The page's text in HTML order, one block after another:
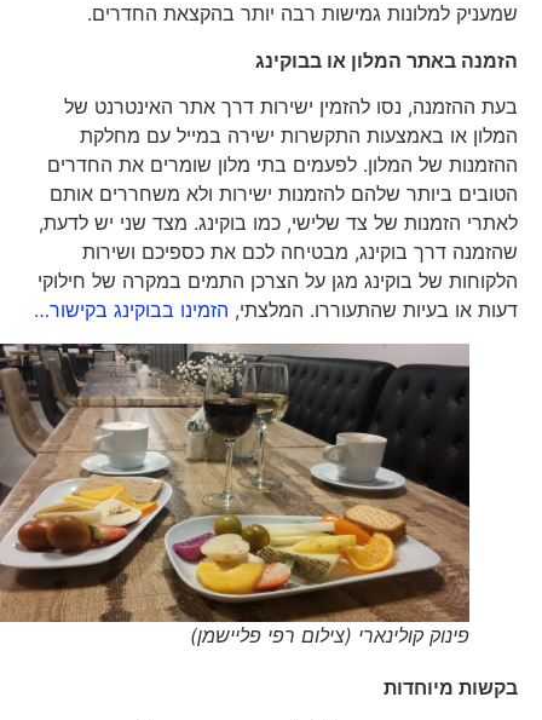
שמעניק למלונות גמישות רבה יותר בהקצאת החדרים.
הזמנה באתר המלון או בבוקינג
בעת ההזמנה, נסו להזמין ישירות דרך אתר האינטרנט של
המלון או באמצעות התקשרות ישירה במייל עם מחלקת
ההזמנות של המלון. לפעמים בתי מלון שומרים את החדרים
הטובים ביותר שלהם להזמנות ישירות ולא משחררים אותם
לאתרי הזמנות של צד שלישי, כמו בוקינג. מצד שני יש לדעת,
שהזמנה דרך בוקינג, מבטיחה לכם את כספיכם ושירות
הלקוחות של בוקינג מגן על הצרכן התמים במקרה של חילוקי
דעות או בעיות שהתעוררו. המלצתי,הזמינו בבוקינג בקישור…
פינוק קולינארי (צילום רפי פליישמן)
בקשות מיוחדות